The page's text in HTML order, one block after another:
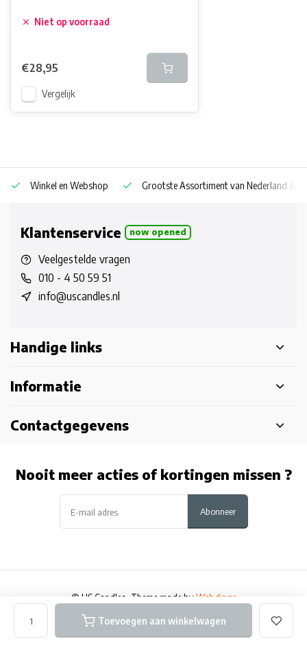
Toevoegen aan winkelwagen
Niet op voorraad
€28,95
Vergelijk
Winkel en Webshop Grootste Assortiment van Nederland &
Klantenservice now opened
Veelgestelde vragen
010 - 4 50 59 51
info@uscandles.nl
Handige links
Informatie
Contactgegevens
Nooit meer acties of kortingen missen ?
Abonneer
Algemene voorwaarden Disclaimer en Privacy
© US Candles- Theme made byWebdinge